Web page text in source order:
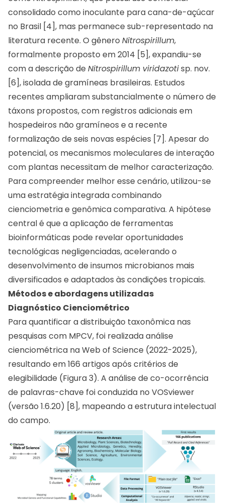
consolidado como inoculante para cana-de-açúcar
no Brasil [4], mas permanece sub-representado na
literatura recente. O gênero Nitrospirillum,
formalmente proposto em 2014 [5], expandiu-se
com a descrição de Nitrospirillum viridazotisp. nov.
[6], isolada de gramíneas brasileiras. Estudos
recentes ampliaram substancialmente o número de
táxons propostos, com registros adicionais em
hospedeiros não gramíneos e a recente
formalização de seis novas espécies [7]. Apesar do
potencial, os mecanismos moleculares de interação
com plantas necessitam de melhor caracterização.
Para compreender melhor esse cenário, utilizou-se
uma estratégia integrada combinando
cienciometria e genômica comparativa. A hipótese
central é que a aplicação de ferramentas
bioinformáticas pode revelar oportunidades
tecnológicas negligenciadas, acelerando o
desenvolvimento de insumos microbianos mais
diversificados e adaptados às condições tropicais.
Métodos e abordagens utilizadas
Diagnóstico Cienciométrico
Para quantificar a distribuição taxonômica nas
pesquisas com MPCV, foi realizada análise
cienciométrica na Web of Science (2022-2025),
resultando em 166 artigos após critérios de
elegibilidade (Figura 3). A análise de co-ocorrência
de palavras-chave foi conduzida no VOSviewer
(versão 1.6.20) [8], mapeando a estrutura intelectual
do campo.